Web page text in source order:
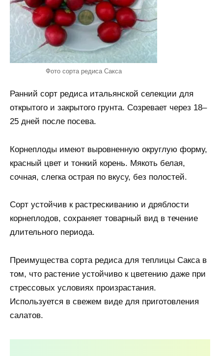
Фото сорта редиса Сакса
Ранний сорт редиса итальянской селекции для
открытого и закрытого грунта. Созревает через 18–
25 дней после посева.
Корнеплоды имеют выровненную округлую форму,
красный цвет и тонкий корень. Мякоть белая,
сочная, слегка острая по вкусу, без полостей.
Сорт устойчив к растрескиванию и дряблости
корнеплодов, сохраняет товарный вид в течение
длительного периода.
Преимущества сорта редиса для теплицы Сакса в
том, что растение устойчиво к цветению даже при
стрессовых условиях произрастания.
Используется в свежем виде для приготовления
салатов.